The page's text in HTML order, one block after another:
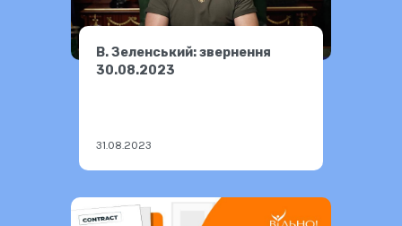
В. Зеленський: звернення
30.08.2023
31.08.2023